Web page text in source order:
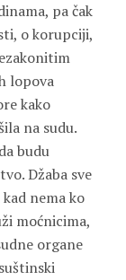
pa čak
o korupciji,
lopova
kako
na sudu.
budu
Džaba sve
nema ko
moćnicima,
organe